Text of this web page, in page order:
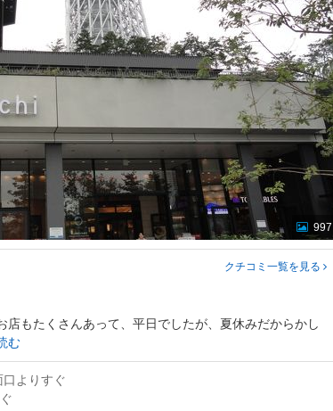
997
クチコミ一覧を見る
もたくさんあって、平日でしたが、夏休みだからかし
む
よりすぐ